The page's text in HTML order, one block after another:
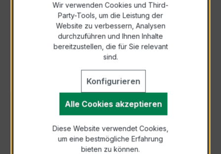
Anfrage schriftlich
Als PDF exportieren
BESCHREIBUNG
Der WSK 40 15/1A 5VA Kl.1 ist ein kompakter,
hochpräziser Wickelstromwandler der
bewährten WSK-Serie, speziell für den Einsa…
Wir verwenden Cookies und Third-
Party-Tools, um die Leistung der
Website zu verbessern, Analysen
durchzuführen und Ihnen Inhalte
bereitzustellen, die für Sie relevant
sind.
Konfigurieren
Alle Cookies akzeptieren
Diese Website verwendet Cookies,
um eine bestmögliche Erfahrung
bieten zu können.